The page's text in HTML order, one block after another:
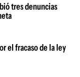
tres denuncias
el fracaso de la ley